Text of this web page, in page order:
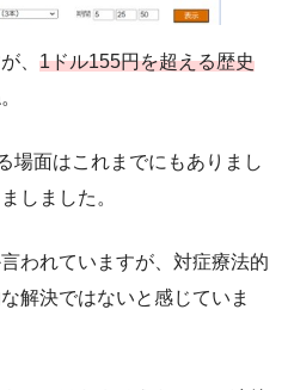
、 1ドル155円を超える歴史
場面はこれまでにもありまし
しました。
われていますが、対症療法的
解決ではないと感じていま